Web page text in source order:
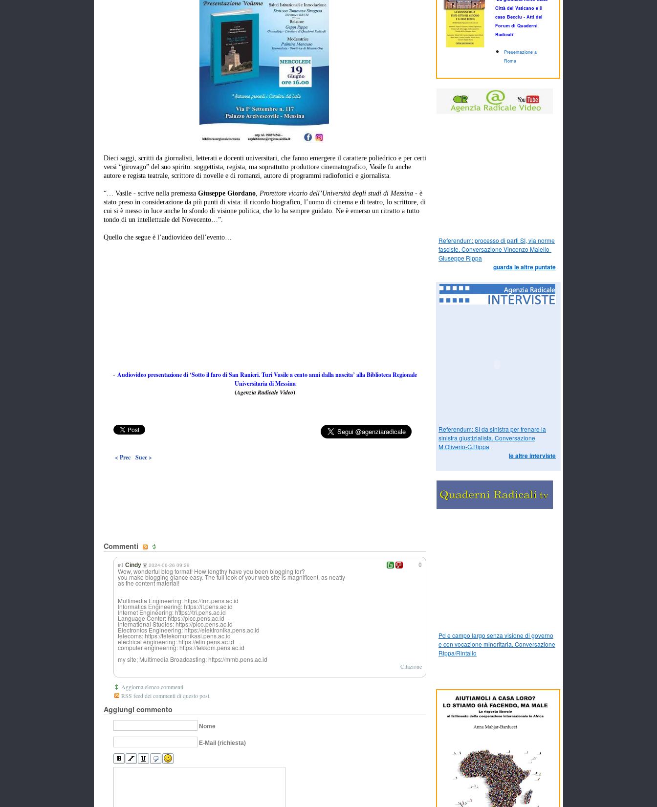
Dieci saggi, scritti da giornalisti, letterati e docenti universitari, che fanno emergere il carattere poliedrico e per certi
versi “girovago” del suo spirito: soggettista, regista, ma soprattutto produttore cinematografico, Vasile fu anche
autore e regista teatrale, scrittore di novelle e di romanzi, autore di programmi radiofonici e giornalista.
“… Vasile - scrive nella premessa Giuseppe Giordano, Prorettore vicario dell’Università degli studi di Messina - è
stato preso in considerazione da più punti di vista: il ricordo biografico, l’uomo di cinema e di teatro, lo scrittore, di
cui si è messo in luce anche lo sfondo di visione politica, che lo ha sempre guidato. Ne è emerso un ritratto a tutto
tondo di un intellettuale del Novecento…”.
Quello che segue è l’audiovideo dell’evento…
- Audiovideo presentazione di ‘Sotto il faro di San Ranieri. Turi Vasile a cento anni dalla nascita’ alla Biblioteca Regionale
Universitaria di Messina
(Agenzia Radicale Video)
< Prec Succ >
Commenti
0
#1 Cindy 2024-06-26 09:29
Wow, wonderful blog format! How lengthy have you been blogging for?
you make blogging glance easy. The full look of your web site is magnificent, as neatly
as the content material!
Multimedia Engineering: https://trm.pens.ac.id
Informatics Engineering: https://it.pens.ac.id
Internet Engineering: https://tri.pens.ac.id
Language Center: https://plcc.pens.ac.id
International Studies: https://pico.pens.ac.id
Electronics Engineering: https://elektronika.pens.ac.id
telecoms: https://telekomunikasi.pens.ac.id
electrical engineering: https://elin.pens.ac.id
computer engineering: https://tekkom.pens.ac.id
my site; Multimedia Broadcasting: https://mmb.pens.ac.id
Citazione
Aggiorna elenco commenti
RSS feed dei commenti di questo post.
Aggiungi commento
Nome
E-Mail (richiesta)
Città del Vaticano e il
caso Becciu - Atti del
Forum di Quaderni
Radicali’
Presentazione a
Roma
Referendum: processo di parti SI, via norme
fasciste. Conversazione Vincenzo Maiello-
Giuseppe Rippa
guarda le altre puntate
Referendum: SI da sinistra per frenare la
sinistra giustizialista. Conversazione
M.Oliverio-G.Rippa
le altre interviste
Pd e campo largo senza visione di governo
e con vocazione minoritaria. Conversazione
Rippa/Rintallo